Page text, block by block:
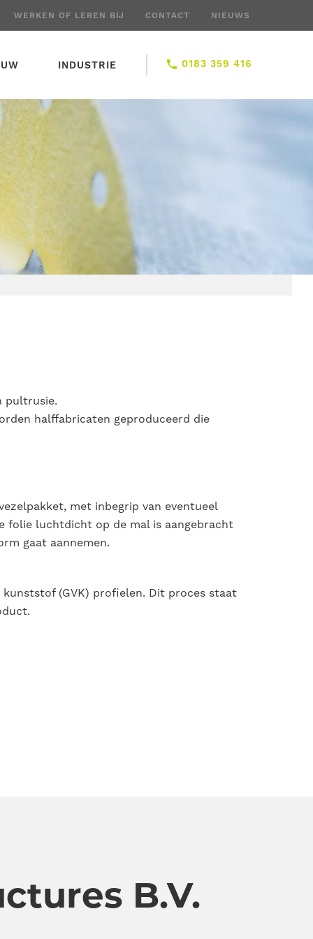
WERKEN OF LEREN BIJ CONTACT NIEUWS
INDUSTRIE 0183 359 416
pultrusie.
halffabricaten geproduceerd die
met inbegrip van eventueel
folie luchtdicht op de mal is aangebracht
gaat aannemen.
(GVK) profielen. Dit proces staat
B.V.